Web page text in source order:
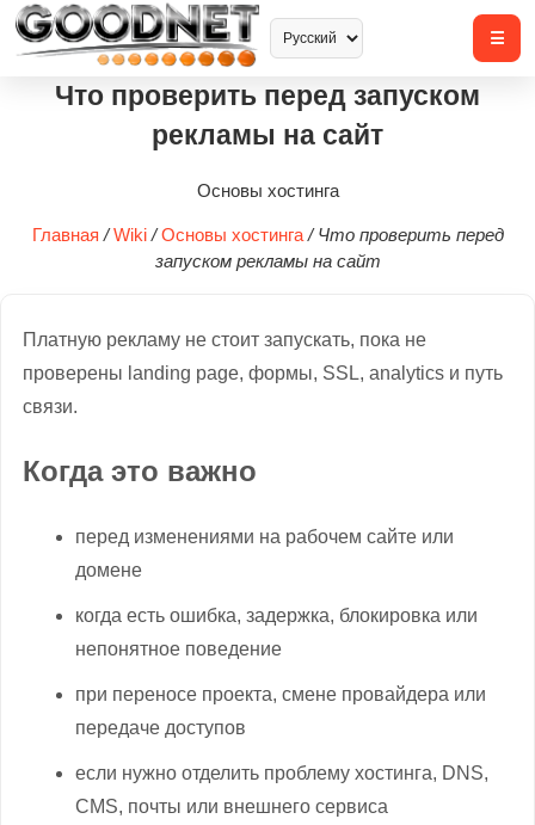
Что проверить перед запуском
рекламы на сайт
Основы хостинга
Главная / Wiki / Основы хостинга / Что проверить перед
запуском рекламы на сайт
Платную рекламу не стоит запускать, пока не
проверены landing page, формы, SSL, analytics и путь
связи.
Когда это важно
перед изменениями на рабочем сайте или
домене
когда есть ошибка, задержка, блокировка или
непонятное поведение
при переносе проекта, смене провайдера или
передаче доступов
если нужно отделить проблему хостинга, DNS,
CMS, почты или внешнего сервиса